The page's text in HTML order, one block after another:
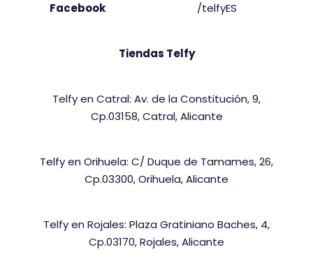
Facebook /telfyES
Tiendas Telfy
Telfy en Catral: Av. de la Constitución, 9,
Cp.03158, Catral, Alicante
Telfy en Orihuela: C/ Duque de Tamames, 26,
Cp.03300, Orihuela, Alicante
Telfy en Rojales: Plaza Gratiniano Baches, 4,
Cp.03170, Rojales, Alicante